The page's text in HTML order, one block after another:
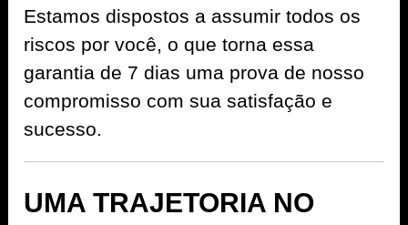
Estamos dispostos a assumir todos os
riscos por você, o que torna essa
garantia de 7 dias uma prova de nosso
compromisso com sua satisfação e
sucesso.
UMA TRAJETORIA NO